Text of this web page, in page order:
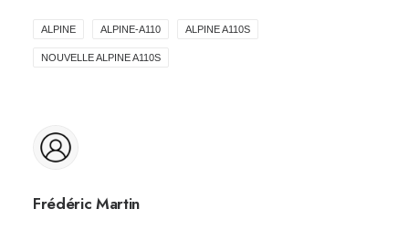
ALPINE ALPINE-A110 ALPINE A110S
NOUVELLE ALPINE A110S
Frédéric Martin